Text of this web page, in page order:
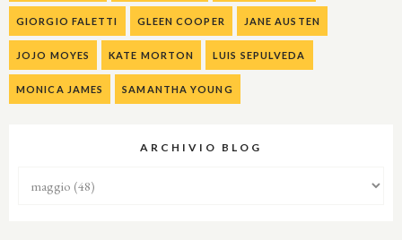
GIORGIO FALETTI GLEEN COOPER JANE AUSTEN
JOJO MOYES KATE MORTON LUIS SEPULVEDA
MONICA JAMES SAMANTHA YOUNG
ARCHIVIO BLOG